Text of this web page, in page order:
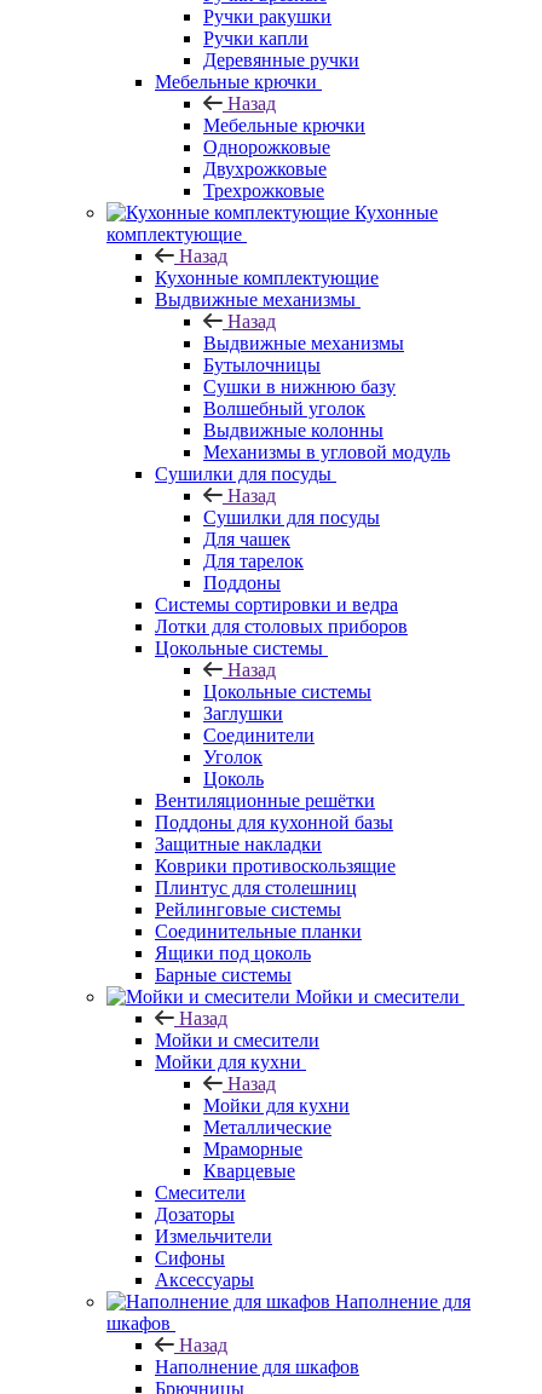
Ручки ракушки
Ручки капли
Деревянные ручки
Мебельные крючки
Назад
Мебельные крючки
Однорожковые
Двухрожковые
Трехрожковые
Кухонные
комплектующие
Назад
Кухонные комплектующие
Выдвижные механизмы
Назад
Выдвижные механизмы
Бутылочницы
Сушки в нижнюю базу
Волшебный уголок
Выдвижные колонны
Механизмы в угловой модуль
Сушилки для посуды
Назад
Сушилки для посуды
Для чашек
Для тарелок
Поддоны
Системы сортировки и ведра
Лотки для столовых приборов
Цокольные системы
Назад
Цокольные системы
Заглушки
Соединители
Уголок
Цоколь
Вентиляционные решётки
Поддоны для кухонной базы
Защитные накладки
Коврики противоскользящие
Плинтус для столешниц
Рейлинговые системы
Соединительные планки
Ящики под цоколь
Барные системы
Мойки и смесители
Назад
Мойки и смесители
Мойки для кухни
Назад
Мойки для кухни
Металлические
Мраморные
Кварцевые
Смесители
Дозаторы
Измельчители
Сифоны
Аксессуары
Наполнение для
шкафов
Назад
Наполнение для шкафов
Брючницы